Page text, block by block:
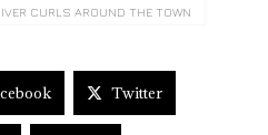
CURLS AROUND THE TOWN
Twitter